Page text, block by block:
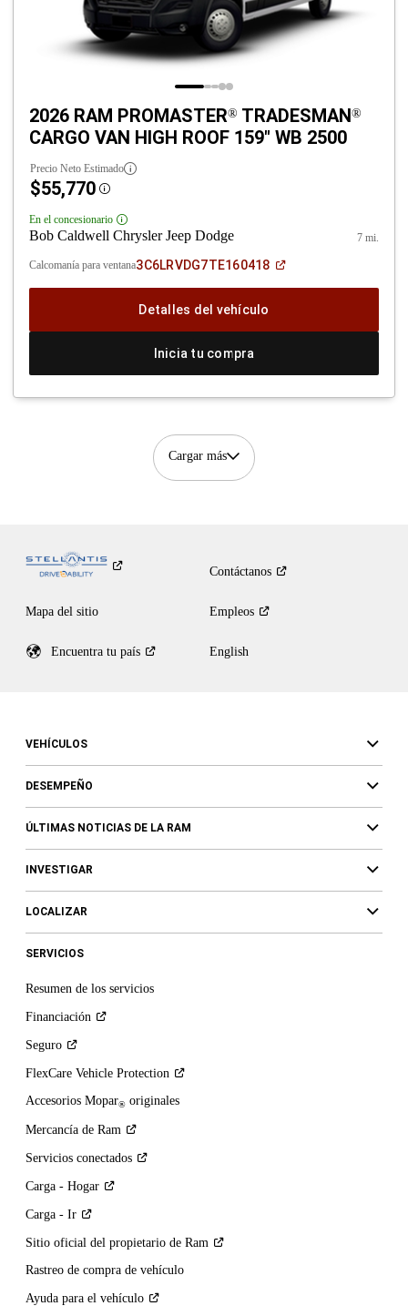
2026 RAM PROMASTER® TRADESMAN®
CARGO VAN HIGH ROOF 159" WB 2500
Precio Neto Estimado
$55,770 Disclosure
En el concesionario Disclosure
Bob Caldwell Chrysler Jeep Dodge 7 mi.
Calcomanía para ventana3C6LRVDG7TE160418
(Abrir
una
Detalles del vehículo
Inicia tu compra
Cargar más
Contáctanos
Mapa del sitio Empleos
Encuentra tu país English
VEHÍCULOS
DESEMPEÑO
ÚLTIMAS NOTICIAS DE LA RAM
INVESTIGAR
LOCALIZAR
SERVICIOS
Resumen de los servicios
Financiación
Seguro
FlexCare Vehicle Protection
Accesorios Mopar® originales
Mercancía de Ram
Servicios conectados
Carga - Hogar
Carga - Ir
Sitio oficial del propietario de Ram
Rastreo de compra de vehículo
Ayuda para el vehículo